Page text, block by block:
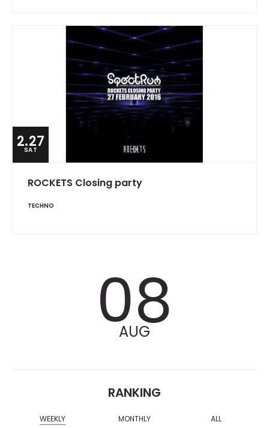
2.27
SAT
ROCKETS Closing party
TECHNO
08
AUG
RANKING
WEEKLY MONTHLY ALL